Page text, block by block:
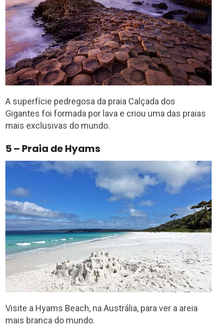
A superfície pedregosa da praia Calçada dos
Gigantes foi formada por lava e criou uma das praias
mais exclusivas do mundo.
5 – Praia de Hyams
Visite a Hyams Beach, na Austrália, para ver a areia
mais branca do mundo.